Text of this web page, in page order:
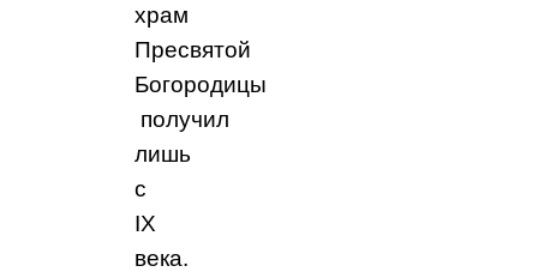
храм
Пресвятой
Богородицы
получил
лишь
с
IX
века.